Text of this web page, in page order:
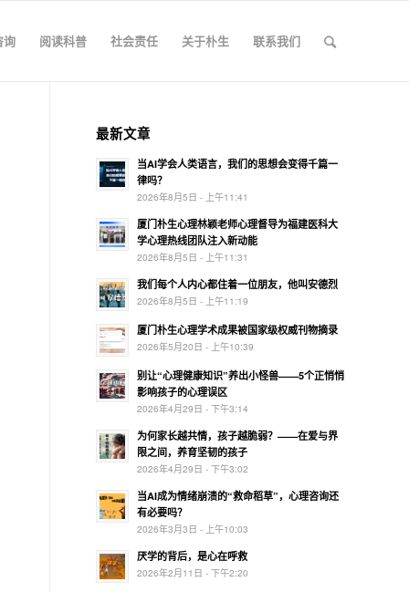
询 阅读科普 社会责任 关于朴生 联系我们
最新文章
当AI学会人类语言，我们的思想会变得千篇一
律吗？
2026年8月5日 - 上午11:41
厦门朴生心理林颖老师心理督导为福建医科大
学心理热线团队注入新动能
2026年8月5日 - 上午11:31
我们每个人内心都住着一位朋友，他叫安德烈
2026年8月5日 - 上午11:19
厦门朴生心理学术成果被国家级权威刊物摘录
2026年5月20日 - 上午10:39
别让“心理健康知识”养出小怪兽——5个正悄悄
影响孩子的心理误区
2026年4月29日 - 下午3:14
为何家长越共情，孩子越脆弱？——在爱与界
限之间，养育坚韧的孩子
2026年4月29日 - 下午3:02
当AI成为情绪崩溃的“救命稻草”，心理咨询还
有必要吗？
2026年3月3日 - 上午10:03
厌学的背后，是心在呼救
2026年2月11日 - 下午2:20